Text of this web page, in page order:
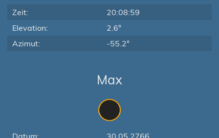
Zeit:
20:08:59
Elevation:
2.6°
Azimut:
-55.2°
Max
Datum:
30.05.2766